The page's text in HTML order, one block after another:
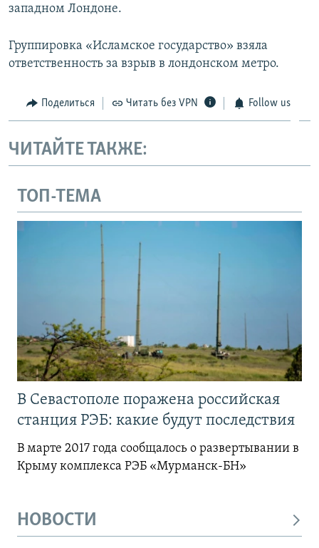
западном Лондоне.
Группировка «Исламское государство» взяла
ответственность за взрыв в лондонском метро.
Поделиться Читать без VPN Follow us
ЧИТАЙТЕ ТАКЖЕ:
ТОП-ТЕМА
В Севастополе поражена российская
станция РЭБ: какие будут последствия
В марте 2017 года сообщалось о развертывании в
Крыму комплекса РЭБ «Мурманск-БН»
НОВОСТИ